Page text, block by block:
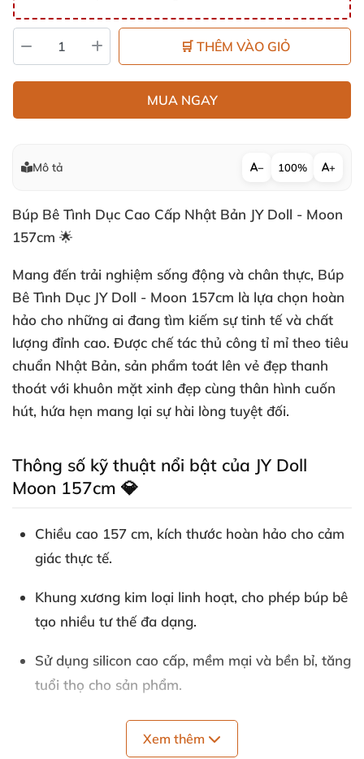
🛒 THÊM VÀO GIỎ
MUA NGAY
Mô tả − 100% +
Búp Bê Tình Dục Cao Cấp Nhật Bản JY Doll - Moon
157cm 🌟
Mang đến trải nghiệm sống động và chân thực, Búp
Bê Tình Dục JY Doll - Moon 157cm là lựa chọn hoàn
hảo cho những ai đang tìm kiếm sự tinh tế và chất
lượng đỉnh cao. Được chế tác thủ công tỉ mỉ theo tiêu
chuẩn Nhật Bản, sản phẩm toát lên vẻ đẹp thanh
thoát với khuôn mặt xinh đẹp cùng thân hình cuốn
hút, hứa hẹn mang lại sự hài lòng tuyệt đối.
Thông số kỹ thuật nổi bật của JY Doll
Moon 157cm 💎
Chiều cao 157 cm, kích thước hoàn hảo cho cảm
giác thực tế.
Khung xương kim loại linh hoạt, cho phép búp bê
tạo nhiều tư thế đa dạng.
Sử dụng silicon cao cấp, mềm mại và bền bỉ, tăng
tuổi thọ cho sản phẩm.
Các số đo chi tiết: ngực 83 cm, vòng eo 50 cm,
hông 91 cm đem lại thân hình quyến rũ.
Xem thêm